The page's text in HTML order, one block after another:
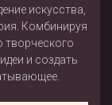
искусства,
Комбинируя
творческого
и создать